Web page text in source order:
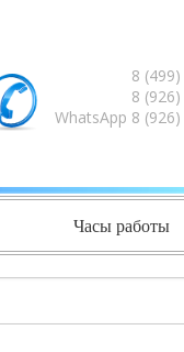
8 (499)
8 (926)
WhatsApp 8 (926)
Часы работы